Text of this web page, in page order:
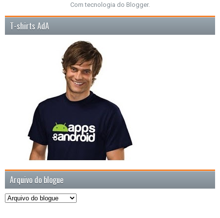
Com tecnologia do Blogger.
T-shirts AdA
Arquivo do blogue